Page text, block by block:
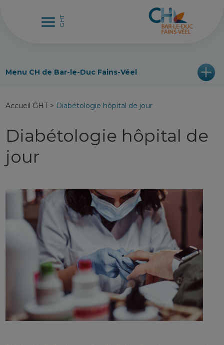
Menu CH de Bar-le-Duc Fains-Véel
Accueil GHT> Diabétologie hôpital de jour
Diabétologie hôpital de
jour